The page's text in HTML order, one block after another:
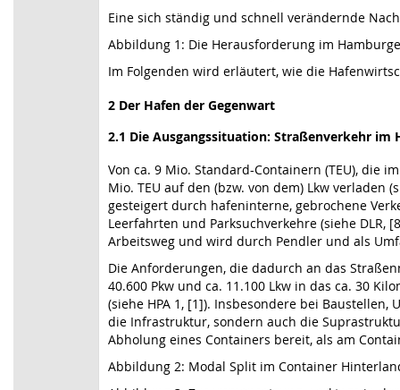
Eine sich ständig und schnell verändernde
Abbildung 1: Die Herausforderung im
Im Folgenden wird erläutert, wie die
2 Der Hafen der Gegenwart
2.1 Die Ausgangssituation: Straßenverkehr im
Von ca. 9 Mio. Standard-Containern (TEU), die
Mio. TEU auf den (bzw. von dem) Lkw verladen
gesteigert durch hafeninterne, gebrochene
Leerfahrten und Parksuchverkehre (siehe
Arbeitsweg und wird durch Pendler und als
Die Anforderungen, die dadurch an das
40.600 Pkw und ca. 11.100 Lkw in das ca. 30
(siehe HPA 1, [1]). Insbesondere bei
die Infrastruktur, sondern auch die
Abholung eines Containers bereit, als am
Abbildung 2: Modal Split im Container